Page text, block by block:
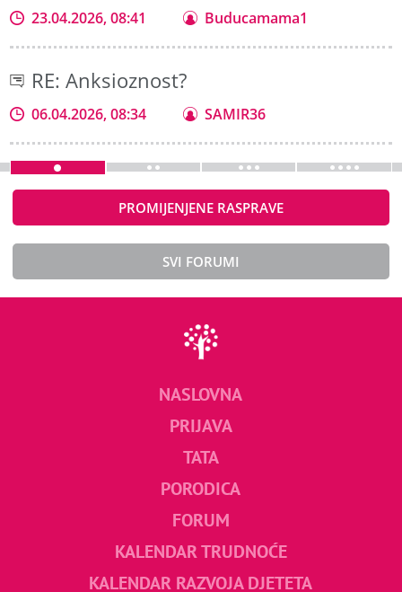
23.04.2026, 08:41 Buducamama1
RE: Anksioznost?
06.04.2026, 08:34 SAMIR36
PROMIJENJENE RASPRAVE
SVI FORUMI
NASLOVNA
PRIJAVA
TATA
PORODICA
FORUM
KALENDAR TRUDNOĆE
KALENDAR RAZVOJA DJETETA